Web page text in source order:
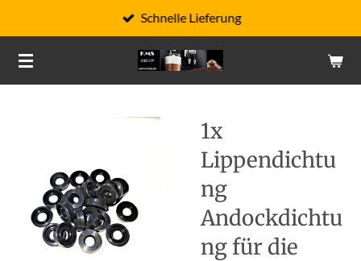
Hauptinhalt
springen
Schnelle Lieferung
1x
Lippendichtu
ng
Andockdichtu
ng für die